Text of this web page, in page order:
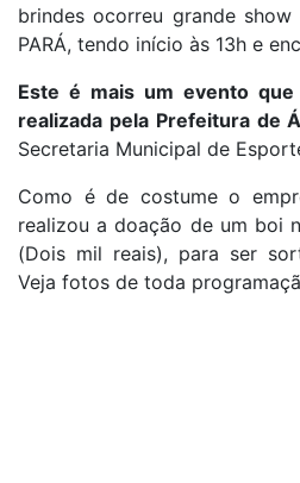
brindes ocorreu grande show
PARÁ, tendo início às 13h e
Este é mais um evento
realizada pela Prefeitura de
Secretaria Municipal de
Como é de costume o
realizou a doação de um boi
(Dois mil reais), para ser
Veja fotos de toda